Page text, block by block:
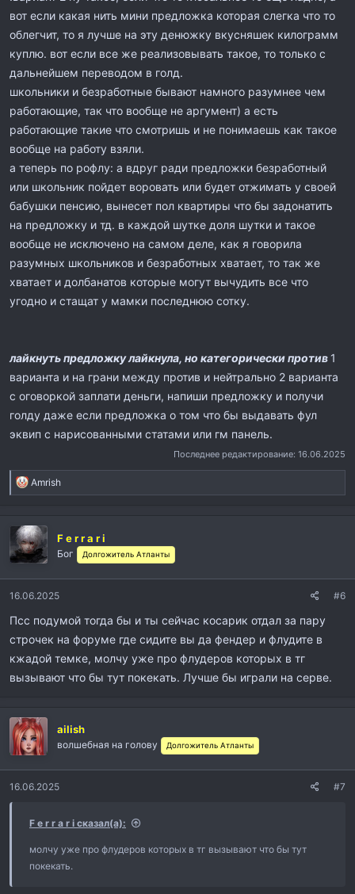
вот если какая нить мини предложка которая слегка что то
облегчит, то я лучше на эту денюжку вкусняшек килограмм
куплю. вот если все же реализовывать такое, то только с
дальнейшем переводом в голд.
школьники и безработные бывают намного разумнее чем
работающие, так что вообще не аргумент) а есть
работающие такие что смотришь и не понимаешь как такое
вообще на работу взяли.
а теперь по рофлу: а вдруг ради предложки безработный
или школьник пойдет воровать или будет отжимать у своей
бабушки пенсию, вынесет пол квартиры что бы задонатить
на предложку и тд. в каждой шутке доля шутки и такое
вообще не исключено на самом деле, как я говорила
разумных школьников и безработных хватает, то так же
хватает и долбанатов которые могут вычудить все что
угодно и стащат у мамки последнюю сотку.
лайкнуть предложку лайкнула, но категорически против 1
варианта и на грани между против и нейтрально 2 варианта
с оговоркой заплати деньги, напиши предложку и получи
голду даже если предложка о том что бы выдавать фул
эквип с нарисованными статами или гм панель.
Последнее редактирование: 16.06.2025
Р
е
к
ц
и
:
Amrish
F e r r a r i
Бог Долгожитель Атланты
16.06.2025 #6
Псс подумой тогда бы и ты сейчас косарик отдал за пару
строчек на форуме где сидите вы да фендер и флудите в
кжадой темке, молчу уже про флудеров которых в тг
вызывают что бы тут покекать. Лучше бы играли на серве.
ailish
волшебная на голову Долгожитель Атланты
16.06.2025 #7
F e r r a r i сказал(а):
молчу уже про флудеров которых в тг вызывают что бы тут
покекать.